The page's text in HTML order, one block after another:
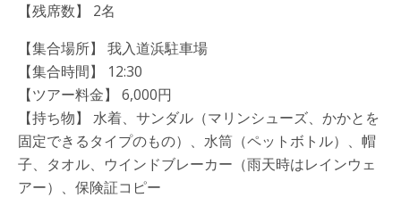
【残席数】 2名
【集合場所】 我入道浜駐車場
【集合時間】 12:30
【ツアー料金】 6,000円
【持ち物】 水着、サンダル（マリンシューズ、かかとを
固定できるタイプのもの）、水筒（ペットボトル）、帽
子、タオル、ウインドブレーカー（雨天時はレインウェ
アー）、保険証コピー